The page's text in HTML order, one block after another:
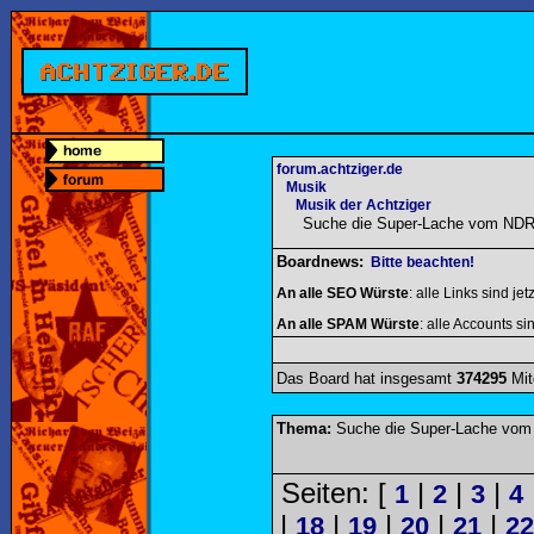
forum.achtziger.de
Musik
Musik der Achtziger
Suche die Super-Lache vom
Boardnews:
Bitte beachten!
An alle SEO Würste: alle Links sind
An alle SPAM Würste: alle Accounts
Das Board hat insgesamt 374295
Thema: Suche die Super-Lache
Seiten: [ 1| 2| 3| 4
| 18 | 19 | 20 | 21 | 22